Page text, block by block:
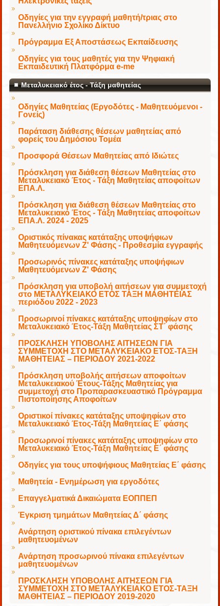
Οδηγίες για την εγγραφή μαθητή/τριας στο
Πανελλήνιο Σχολίκο Δίκτυο
Πρόγραμμα Εξ Αποστάσεως Εκπαίδευσης
Οδηγίες για τους μαθητές για την Ψηφιακή
Εκπαιδευτική Πλατφόρμα e-me
Μεταλυκειακό έτος - Τάξη μαθητείας
Οδηγίες Μαθητείας (Εργοδότες - Μαθητευόμενοι -
Γονείς)
Παράταση διάθεσης θέσεων μαθητείας από
φορείς του Δημόσιου Τομέα
Προσφορά Θέσεων Μαθητείας από Ιδιώτες
Πρόσκληση για διάθεση θέσεων Μαθητείας στο
Μεταλυκειακό Έτος - Τάξη Μαθητείας αποφοίτων
ΕΠΑ.Λ.
Πρόσκληση για διάθεση θέσεων Μαθητείας στο
Μεταλυκειακό Έτος - Τάξη Μαθητείας αποφοίτων
ΕΠΑ.Λ. 2024 - 2025
Οριστικός πίνακας κατάταξης υποψήφιων
Μαθητευόμενων Ζ' Φάσης - Προθεσμία εγγραφής
Προσωρινός πίνακες κατάταξης υποψήφιων
Μαθητευόμενων Ζ' Φάσης
Πρόσκληση για υποβολή αιτήσεων για συμμετοχή
στο ΜΕΤΑΛΥΚΕΙΑΚΟ ΕΤΟΣ ΤΑΞΗ ΜΑΘΗΤΕΙΑΣ
περιόδου 2022 - 2023
Προσωρινοί πίνακες κατάταξης υποψηφίων στο
Μεταλυκειακό Έτος-Τάξη Μαθητείας ΣΤ΄ φάσης
ΠΡΟΣΚΛΗΣΗ ΥΠΟΒΟΛΗΣ ΑΙΤΗΣΕΩΝ ΓΙΑ
ΣΥΜΜΕΤΟΧΗ ΣΤΟ ΜΕΤΑΛΥΚΕΙΑΚΟ ΕΤΟΣ-ΤΑΞΗ
ΜΑΘΗΤΕΙΑΣ – ΠΕΡΙΟΔΟΥ 2021-2022
Πρόσκληση υποβολής αιτήσεων αποφοίτων
Μεταλυκειακού Έτους-Τάξης Μαθητείας για
συμμετοχή στο Προπαρασκευαστικό Πρόγραμμα
Πιστοποίησης Αποφοίτων
Οριστικοί πίνακες κατάταξης υποψηφίων στο
Μεταλυκειακό Έτος-Τάξη Μαθητείας Ε΄ φάσης
Προσωρινοί πίνακες κατάταξης υποψηφίων στο
Μεταλυκειακό Έτος-Τάξη Μαθητείας Ε΄ φάσης
Οδηγίες για τους υποψήφιους Μαθητείας Ε΄ φάσης
Μαθητεία - Ενημέρωση για εργοδότες
Επαγγελματικά Δικαιώματα ΕΟΠΠΕΠ
Έγκριση τμημάτων Μαθητείας Δ΄ φάσης
Ανάρτηση οριστικού πίνακα επιλεγέντων
μαθητευομένων
Ανάρτηση προσωρινού πίνακα επιλεγέντων
μαθητευομένων
ΠΡΟΣΚΛΗΣΗ ΥΠΟΒΟΛΗΣ ΑΙΤΗΣΕΩΝ ΓΙΑ
ΣΥΜΜΕΤΟΧΗ ΣΤΟ ΜΕΤΑΛΥΚΕΙΑΚΟ ΕΤΟΣ-ΤΑΞΗ
ΜΑΘΗΤΕΙΑΣ – ΠΕΡΙΟΔΟΥ 2019-2020